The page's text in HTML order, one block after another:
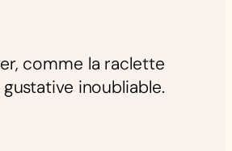
comme la raclette
inoubliable.